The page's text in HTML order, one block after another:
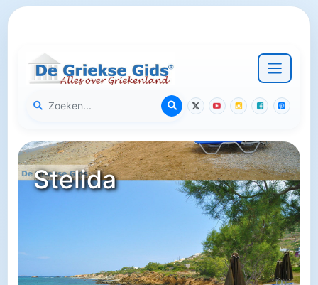
Stelida